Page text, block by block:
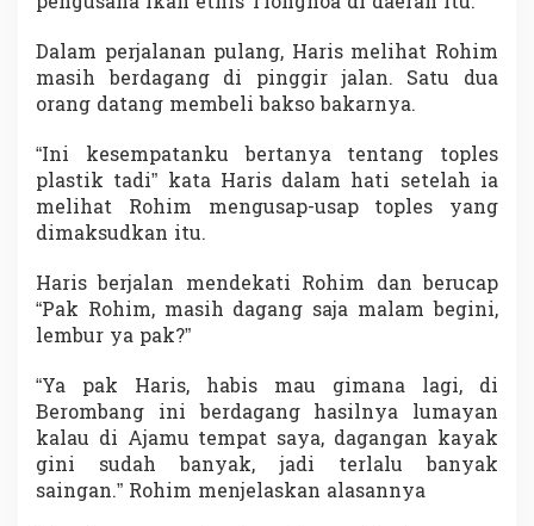
Dalam perjalanan pulang, Haris melihat Rohim
masih berdagang di pinggir jalan. Satu dua
orang datang membeli bakso bakarnya.
“Ini kesempatanku bertanya tentang toples
plastik tadi” kata Haris dalam hati setelah ia
melihat Rohim mengusap-usap toples yang
dimaksudkan itu.
Haris berjalan mendekati Rohim dan berucap
“Pak Rohim, masih dagang saja malam begini,
lembur ya pak?”
“Ya pak Haris, habis mau gimana lagi, di
Berombang ini berdagang hasilnya lumayan
kalau di Ajamu tempat saya, dagangan kayak
gini sudah banyak, jadi terlalu banyak
saingan.” Rohim menjelaskan alasannya